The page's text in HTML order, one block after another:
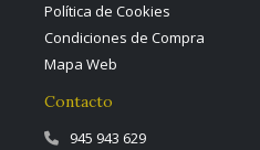
Política de Cookies
Condiciones de Compra
Mapa Web
Contacto
945 943 629